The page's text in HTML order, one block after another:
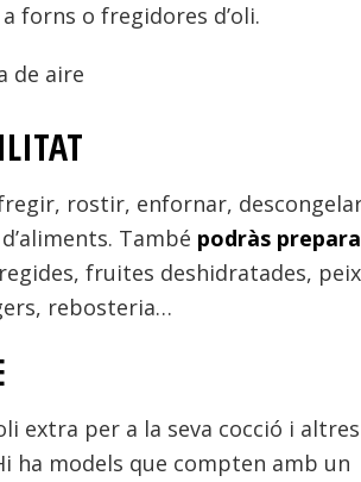
forns o fregidores d’oli.
rostir, enfornar,
També podràs
fruites deshidratades,
rebosteria…
extra per a la seva cocció i altres
ha models que compten amb un